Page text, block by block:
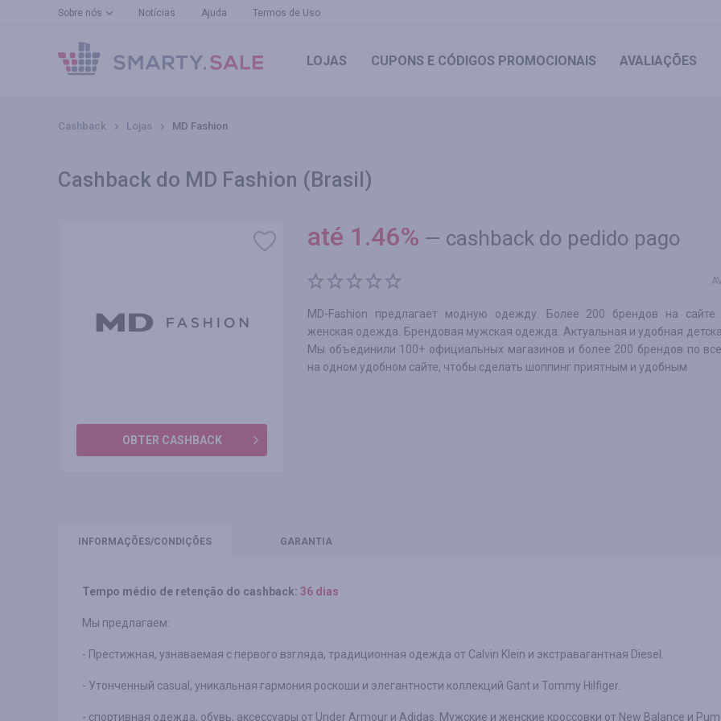
Sobre nós Notícias Ajuda Termos de Uso
LOJAS CUPONS E CÓDIGOS PROMOCIONAIS AVALIAÇÕES
Cashback Lojas MD Fashion
Cashback do MD Fashion (Brasil)
OBTER CASHBACK
até 1.46% — cashback do pedido pago
MD-Fashion предлагает модную одежду. Более 200 брендов на сайте.
женская одежда. Брендовая мужская одежда. Актуальная и удобная
Мы объединили 100+ официальных магазинов и более 200 брендов по
на одном удобном сайте, чтобы сделать шоппинг приятным и удобным
INFORMAÇÕES/CONDIÇÕES GARANTIA
Tempo médio de retenção do cashback: 36 dias
Мы предлагаем:
- Престижная, узнаваемая с первого взгляда, традиционная одежда от Calvin Klein и экстравагантная Diesel.
- Утонченный casual, уникальная гармония роскоши и элегантности коллекций Gant и Tommy Hilfiger.
- спортивная одежда, обувь, аксессуары от Under Armour и Adidas. Мужские и женские кроссовки от New Balance и